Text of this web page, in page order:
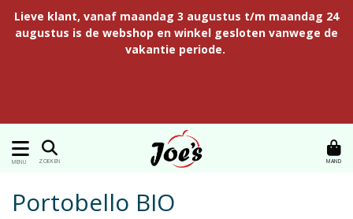
Lieve klant, vanaf maandag 3 augustus t/m maandag 24
augustus is de webshop en winkel gesloten vanwege de
vakantie periode.
MENU ZOEKEN MAND
Portobello BIO